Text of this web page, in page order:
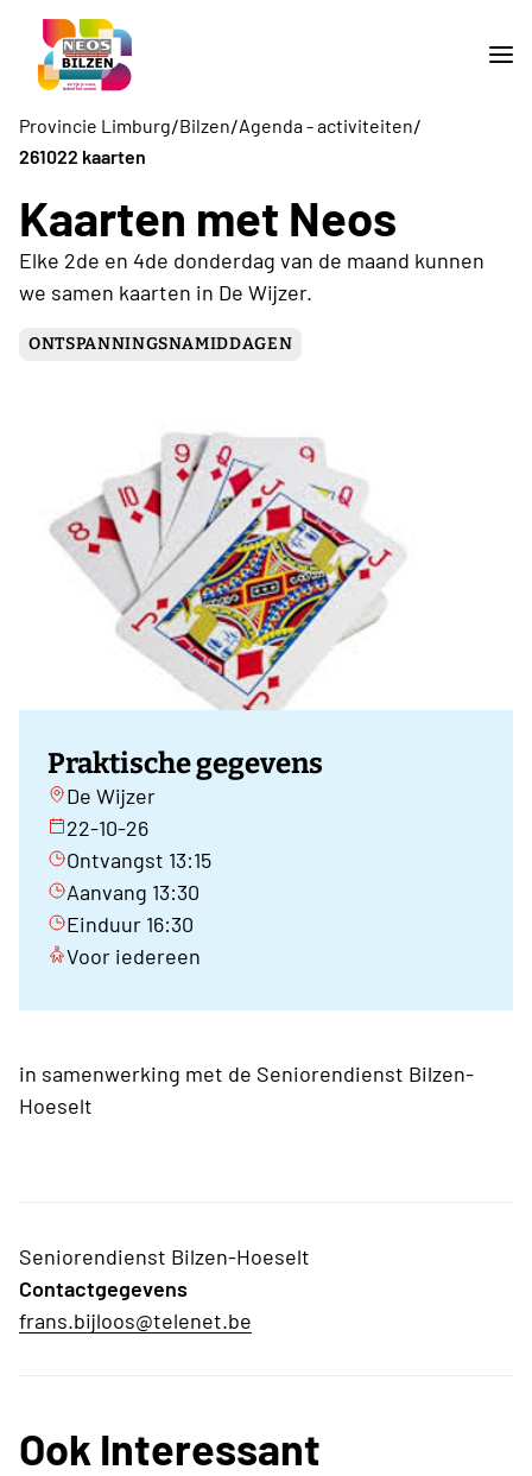
Provincie Limburg/Bilzen/Agenda - activiteiten/
261022 kaarten
Kaarten met Neos
Elke 2de en 4de donderdag van de maand kunnen
we samen kaarten in De Wijzer.
ONTSPANNINGSNAMIDDAGEN
Praktische gegevens
De Wijzer
22-10-26
Ontvangst 13:15
Aanvang 13:30
Einduur 16:30
Voor iedereen
in samenwerking met de Seniorendienst Bilzen-
Hoeselt
Seniorendienst Bilzen-Hoeselt
Contactgegevens
frans.bijloos@telenet.be
Ook Interessant